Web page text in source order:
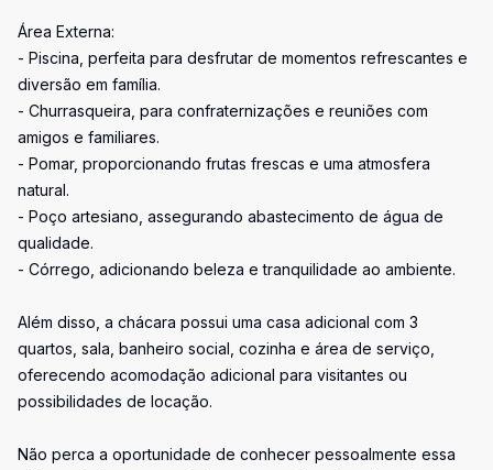
Área Externa:
- Piscina, perfeita para desfrutar de momentos refrescantes e
diversão em família.
- Churrasqueira, para confraternizações e reuniões com
amigos e familiares.
- Pomar, proporcionando frutas frescas e uma atmosfera
natural.
- Poço artesiano, assegurando abastecimento de água de
qualidade.
- Córrego, adicionando beleza e tranquilidade ao ambiente.
Além disso, a chácara possui uma casa adicional com 3
quartos, sala, banheiro social, cozinha e área de serviço,
oferecendo acomodação adicional para visitantes ou
possibilidades de locação.
Não perca a oportunidade de conhecer pessoalmente essa